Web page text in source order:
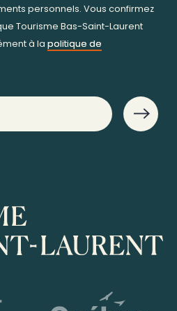
personnels. Vous confirmez
Tourisme Bas-Saint-Laurent
à la politique de